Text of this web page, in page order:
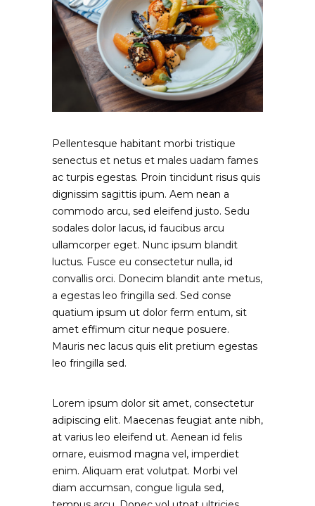
Pellentesque habitant morbi tristique
senectus et netus et males uadam fames
ac turpis egestas. Proin tincidunt risus quis
dignissim sagittis ipum. Aem nean a
commodo arcu, sed eleifend justo. Sedu
sodales dolor lacus, id faucibus arcu
ullamcorper eget. Nunc ipsum blandit
luctus. Fusce eu consectetur nulla, id
convallis orci. Donecim blandit ante metus,
a egestas leo fringilla sed. Sed conse
quatium ipsum ut dolor ferm entum, sit
amet effimum citur neque posuere.
Mauris nec lacus quis elit pretium egestas
leo fringilla sed.
Lorem ipsum dolor sit amet, consectetur
adipiscing elit. Maecenas feugiat ante nibh,
at varius leo eleifend ut. Aenean id felis
ornare, euismod magna vel, imperdiet
enim. Aliquam erat volutpat. Morbi vel
diam accumsan, congue ligula sed,